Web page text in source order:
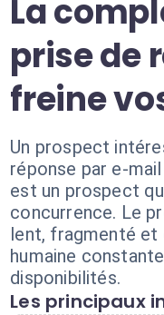
La
prise de
freine
Un prospect
réponse par e-
est un prospect
concurrence. Le
lent, fragmenté et
humaine
disponibilités.
Les principaux